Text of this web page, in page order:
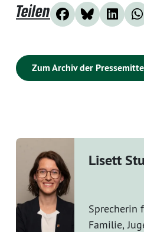
Teilen
Zum Archiv der
Lisett
Sprecherin
Familie,